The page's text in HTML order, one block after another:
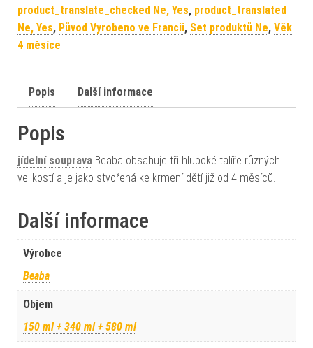
product_translate_checked Ne, Yes, product_translated
Ne, Yes, Původ Vyrobeno ve Francii, Set produktů Ne, Věk
4 měsíce
Popis Další informace
Popis
jídelní souprava Beaba obsahuje tři hluboké talíře různých
velikostí a je jako stvořená ke krmení dětí již od 4 měsíců.
Další informace
Výrobce
Beaba
Objem
150 ml + 340 ml + 580 ml